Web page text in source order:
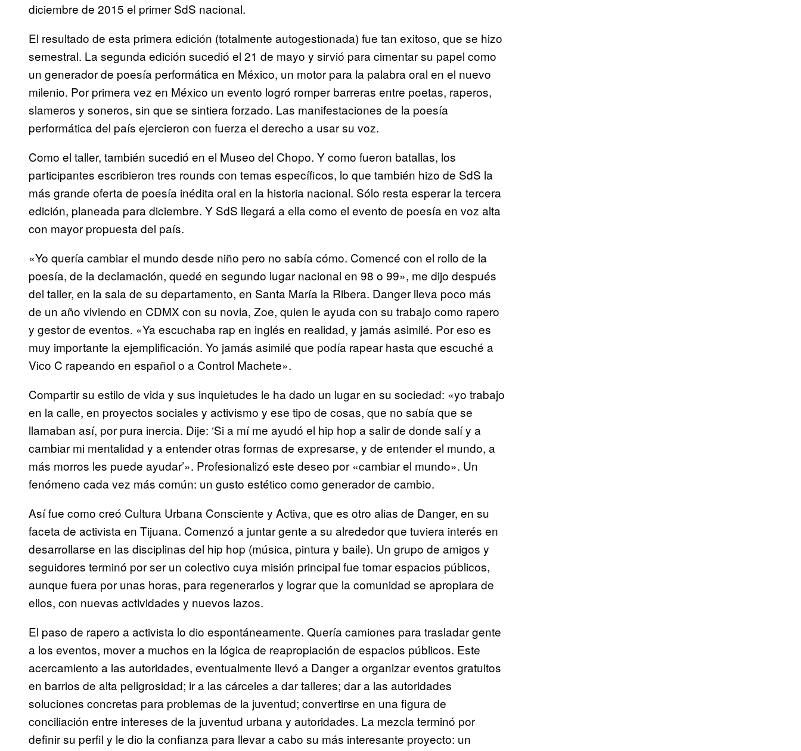
diciembre de 2015 el primer SdS nacional.
El resultado de esta primera edición (totalmente autogestionada) fue tan exitoso, que se hizo
semestral. La segunda edición sucedió el 21 de mayo y sirvió para cimentar su papel como
un generador de poesía performática en México, un motor para la palabra oral en el nuevo
milenio. Por primera vez en México un evento logró romper barreras entre poetas, raperos,
slameros y soneros, sin que se sintiera forzado. Las manifestaciones de la poesía
performática del país ejercieron con fuerza el derecho a usar su voz.
Como el taller, también sucedió en el Museo del Chopo. Y como fueron batallas, los
participantes escribieron tres rounds con temas específicos, lo que también hizo de SdS la
más grande oferta de poesía inédita oral en la historia nacional. Sólo resta esperar la tercera
edición, planeada para diciembre. Y SdS llegará a ella como el evento de poesía en voz alta
con mayor propuesta del país.
«Yo quería cambiar el mundo desde niño pero no sabía cómo. Comencé con el rollo de la
poesía, de la declamación, quedé en segundo lugar nacional en 98 o 99», me dijo después
del taller, en la sala de su departamento, en Santa María la Ribera. Danger lleva poco más
de un año viviendo en CDMX con su novia, Zoe, quien le ayuda con su trabajo como rapero
y gestor de eventos. «Ya escuchaba rap en inglés en realidad, y jamás asimilé. Por eso es
muy importante la ejemplificación. Yo jamás asimilé que podía rapear hasta que escuché a
Vico C rapeando en español o a Control Machete».
Compartir su estilo de vida y sus inquietudes le ha dado un lugar en su sociedad: «yo trabajo
en la calle, en proyectos sociales y activismo y ese tipo de cosas, que no sabía que se
llamaban así, por pura inercia. Dije: ‘Si a mí me ayudó el hip hop a salir de donde salí y a
cambiar mi mentalidad y a entender otras formas de expresarse, y de entender el mundo, a
más morros les puede ayudar’». Profesionalizó este deseo por «cambiar el mundo». Un
fenómeno cada vez más común: un gusto estético como generador de cambio.
Así fue como creó Cultura Urbana Consciente y Activa, que es otro alias de Danger, en su
faceta de activista en Tijuana. Comenzó a juntar gente a su alrededor que tuviera interés en
desarrollarse en las disciplinas del hip hop (música, pintura y baile). Un grupo de amigos y
seguidores terminó por ser un colectivo cuya misión principal fue tomar espacios públicos,
aunque fuera por unas horas, para regenerarlos y lograr que la comunidad se apropiara de
ellos, con nuevas actividades y nuevos lazos.
El paso de rapero a activista lo dio espontáneamente. Quería camiones para trasladar gente
a los eventos, mover a muchos en la lógica de reapropiación de espacios públicos. Este
acercamiento a las autoridades, eventualmente llevó a Danger a organizar eventos gratuitos
en barrios de alta peligrosidad; ir a las cárceles a dar talleres; dar a las autoridades
soluciones concretas para problemas de la juventud; convertirse en una figura de
conciliación entre intereses de la juventud urbana y autoridades. La mezcla terminó por
definir su perfil y le dio la confianza para llevar a cabo su más interesante proyecto: un